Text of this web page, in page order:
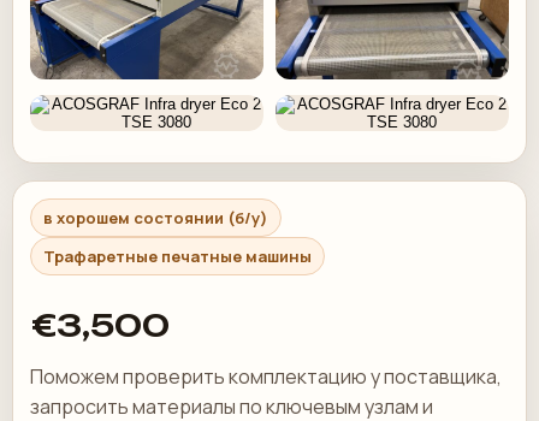
в хорошем состоянии (б/у)
Трафаретные печатные машины
€3,500
Поможем проверить комплектацию у поставщика,
запросить материалы по ключевым узлам и